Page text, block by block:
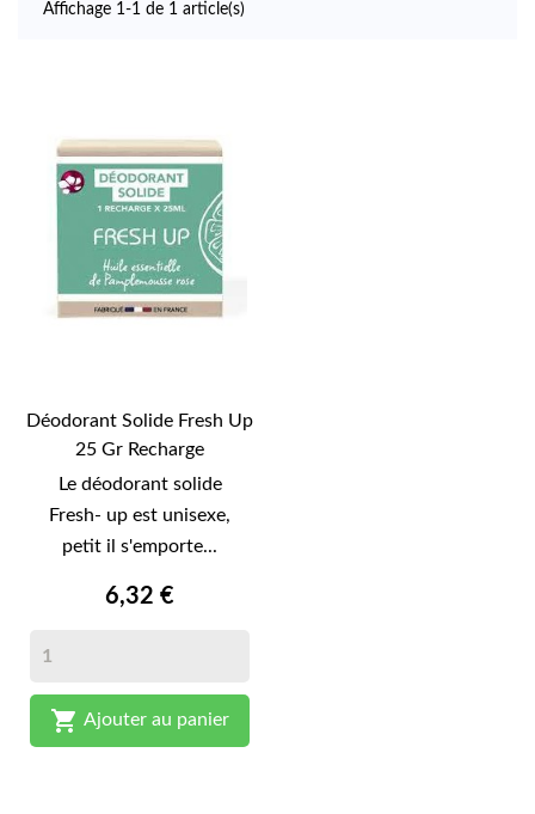
Affichage 1-1 de 1 article(s)
Déodorant Solide Fresh Up
25 Gr Recharge
Le déodorant solide
Fresh- up est unisexe,
petit il s'emporte...
6,32 €
 Ajouter au panier